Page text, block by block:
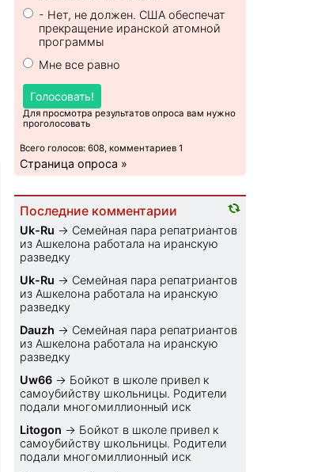
- Нет, не должен. США обеспечат
прекращение иранской атомной
программы
Мне все равно
Голосовать!
Для просмотра результатов опроса вам нужно
проголосовать
Всего голосов: 608, комментариев 1
Страница опроса »
Последние комментарии
Uk-Ru → Семейная пара репатриантов
из Ашкелона работала на иранскую
разведку
Uk-Ru → Семейная пара репатриантов
из Ашкелона работала на иранскую
разведку
Dauzh → Семейная пара репатриантов
из Ашкелона работала на иранскую
разведку
Uw66 → Бойкот в школе привел к
самоубийству школьницы. Родители
подали многомиллионный иск
Litogon → Бойкот в школе привел к
самоубийству школьницы. Родители
подали многомиллионный иск